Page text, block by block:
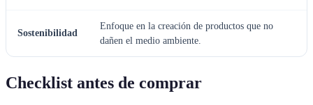
Sostenibilidad
Enfoque en la creación de productos que no
dañen el medio ambiente.
Checklist antes de comprar